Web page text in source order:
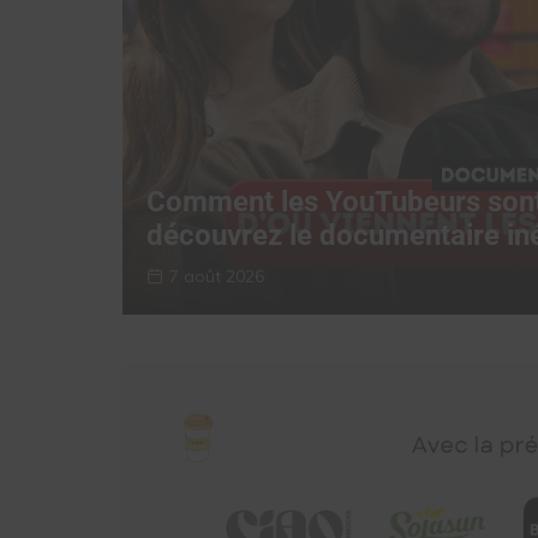
Comment les YouTubeurs
découvrez le documentaire